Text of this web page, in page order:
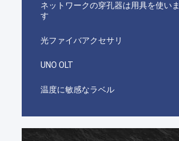
ネットワークの穿孔器は用具を使いま
す
光ファイバアクセサリ
UNO OLT
温度に敏感なラベル